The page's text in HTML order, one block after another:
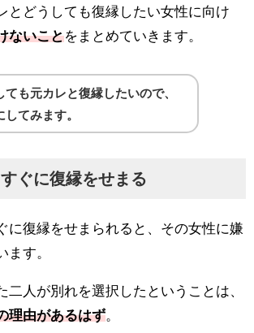
とどうしても復縁したい女性に向け
ないことをまとめていきます。
ても元カレと復縁したいので、
してみます。
ぐに復縁をせまる
に復縁をせまられると、その女性に嫌
ます。
二人が別れを選択したということは、
理由があるはず